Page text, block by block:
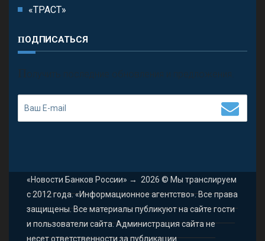
«ТРАСТ»
ПОДПИСАТЬСЯ
П олучить последние обновления и предложения.
«Новости Банков России» → 2026 © Мы транслируем
с 2012 года. «Информационное агентство». Все права
защищены. Все материалы публикуют на сайте гости
и пользователи сайта. Администрация сайта не
несет ответственности за публикации.